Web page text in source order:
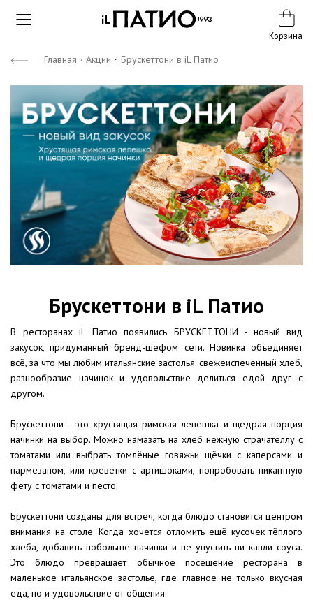
Корзина
Главная · Акции · Брускеттони в iL Патио
Брускеттони в iL Патио
В ресторанах iL Патио появились БРУСКЕТТОНИ - новый вид
закусок, придуманный бренд-шефом сети. Новинка объединяет
всё, за что мы любим итальянские застолья: свежеиспеченный хлеб,
разнообразие начинок и удовольствие делиться едой друг с
другом.
Брускеттони - это хрустящая римская лепешка и щедрая порция
начинки на выбор. Можно намазать на хлеб нежную страчателлу с
томатами или выбрать томлёные говяжьи щёчки с каперсами и
пармезаном, или креветки с артишоками, попробовать пикантную
фету с томатами и песто.
Брускеттони созданы для встреч, когда блюдо становится центром
внимания на столе. Когда хочется отломить ещё кусочек тёплого
хлеба, добавить побольше начинки и не упустить ни капли соуса.
Это блюдо превращает обычное посещение ресторана в
маленькое итальянское застолье, где главное не только вкусная
еда, но и удовольствие от общения.